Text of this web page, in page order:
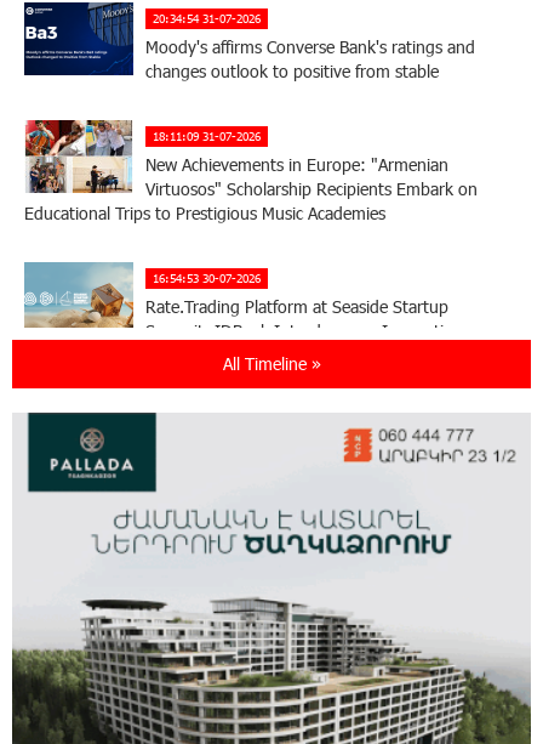
20:34:54 31-07-2026
Moody's affirms Converse Bank's ratings and
changes outlook to positive from stable
18:11:09 31-07-2026
New Achievements in Europe: "Armenian
Virtuosos" Scholarship Recipients Embark on
Educational Trips to Prestigious Music Academies
16:54:53 30-07-2026
Rate.Trading Platform at Seaside Startup
Summit: IDBank Introduces an Innovative
Khachaturian Rooftop Grand Opening
11:59:57 28-07-2026
19:04:38 23-07-2026
Scholarship recipients of the “Armenian
Virtuosos” Program participated in the Järvi
Academy and Pärnu Music Festival in Estonia, representing
All Timeline »